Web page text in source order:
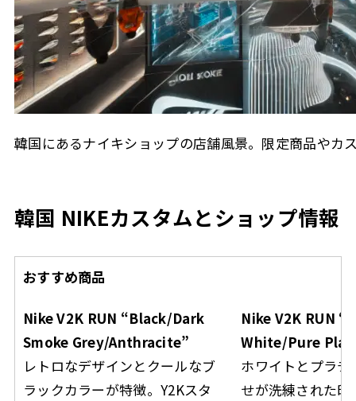
韓国にあるナイキショップの店舗風景。限定商品やカ
韓国 NIKEカスタムとショップ情報
おすすめ商品
Nike V2K RUN “Black/Dark
Smoke Grey/Anthracite”
レトロなデザインとクールなブ
ラックカラーが特徴。Y2Kスタ
Nike V2K RUN
White/Pure
ホワイトとプラ
せが洗練された